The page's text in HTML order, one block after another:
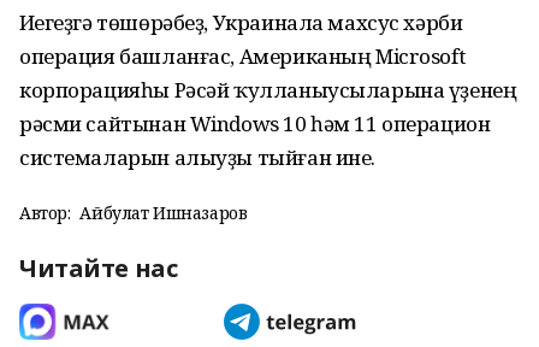
Иҫегеҙгә төшөрәбеҙ, Украинала махсус хәрби
операция башланғас, Американың Microsoft
корпорацияһы Рәсәй ҡулланыусыларына үҙенең
рәсми сайтынан Windows 10 һәм 11 операцион
системаларын алыуҙы тыйған ине.
Автор: Айбулат Ишназаров
Читайте нас